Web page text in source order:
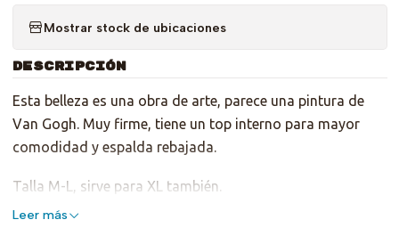
Mostrar stock de ubicaciones
DESCRIPCIÓN
Esta belleza es una obra de arte, parece una pintura de
Van Gogh. Muy firme, tiene un top interno para mayor
comodidad y espalda rebajada.
Talla M-L, sirve para XL también.
Leer más